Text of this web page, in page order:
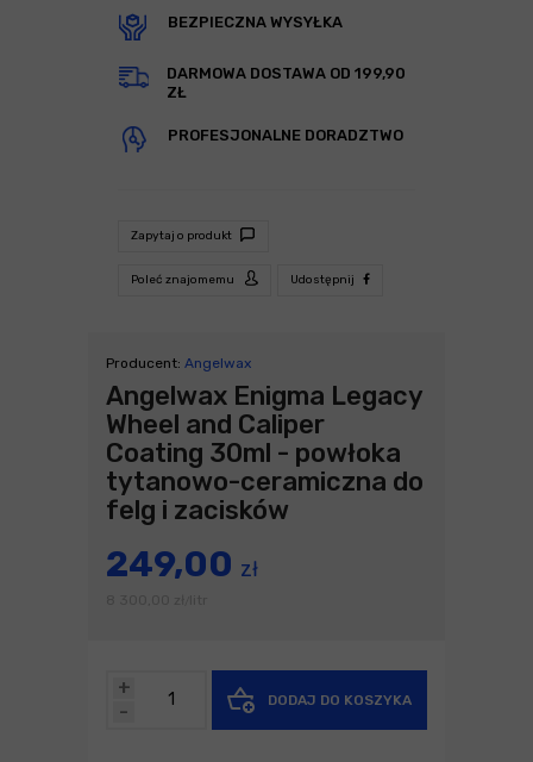
BEZPIECZNA WYSYŁKA
DARMOWA DOSTAWA OD 199,90
ZŁ
PROFESJONALNE DORADZTWO
Zapytaj o produkt
Poleć znajomemu Udostępnij
Producent: Angelwax
Angelwax Enigma Legacy
Wheel and Caliper
Coating 30ml - powłoka
tytanowo-ceramiczna do
felg i zacisków
249,00 zł
-
+
DODAJ DO KOSZYKA